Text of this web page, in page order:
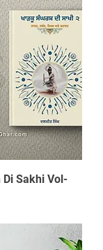
Di Sakhi Vol-